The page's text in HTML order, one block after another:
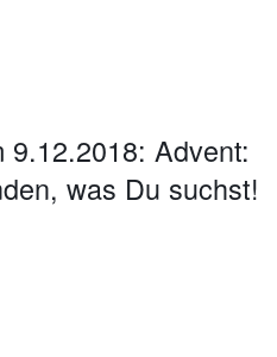
9.12.2018: Advent:
was Du suchst!